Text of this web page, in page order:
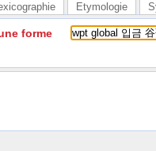
Etymologie
forme